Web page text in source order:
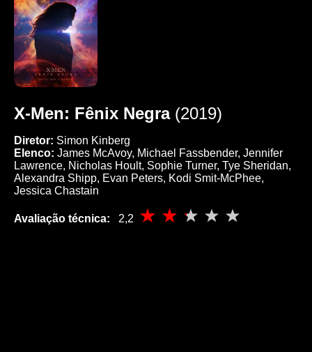
X-Men: Fênix Negra(2019)
Diretor: Simon Kinberg
Elenco: James McAvoy, Michael Fassbender, Jennifer
Lawrence, Nicholas Hoult, Sophie Turner, Tye Sheridan,
Alexandra Shipp, Evan Peters, Kodi Smit-McPhee,
Jessica Chastain
Avaliação técnica: 2,2